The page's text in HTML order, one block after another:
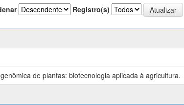
Registro(s)
de plantas: biotecnologia aplicada à agricultura.